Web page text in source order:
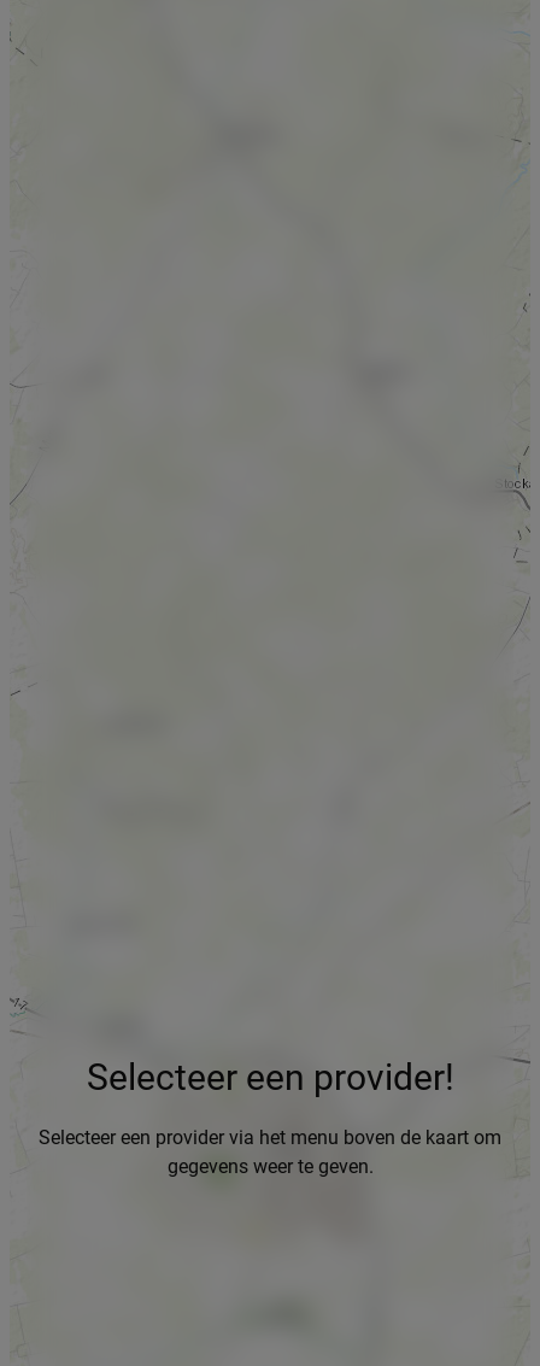
Selecteer een provider!
Selecteer een provider via het menu boven de kaart om
gegevens weer te geven.